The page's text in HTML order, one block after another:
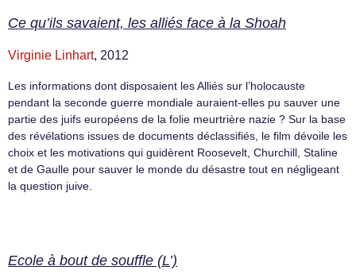
Ce qu’ils savaient, les alliés face à la Shoah
Virginie Linhart, 2012
Les informations dont disposaient les Alliés sur l’holocauste
pendant la seconde guerre mondiale auraient-elles pu sauver une
partie des juifs européens de la folie meurtrière nazie ? Sur la base
des révélations issues de documents déclassifiés, le film dévoile les
choix et les motivations qui guidèrent Roosevelt, Churchill, Staline
et de Gaulle pour sauver le monde du désastre tout en négligeant
la question juive.
Ecole à bout de souffle (L’)